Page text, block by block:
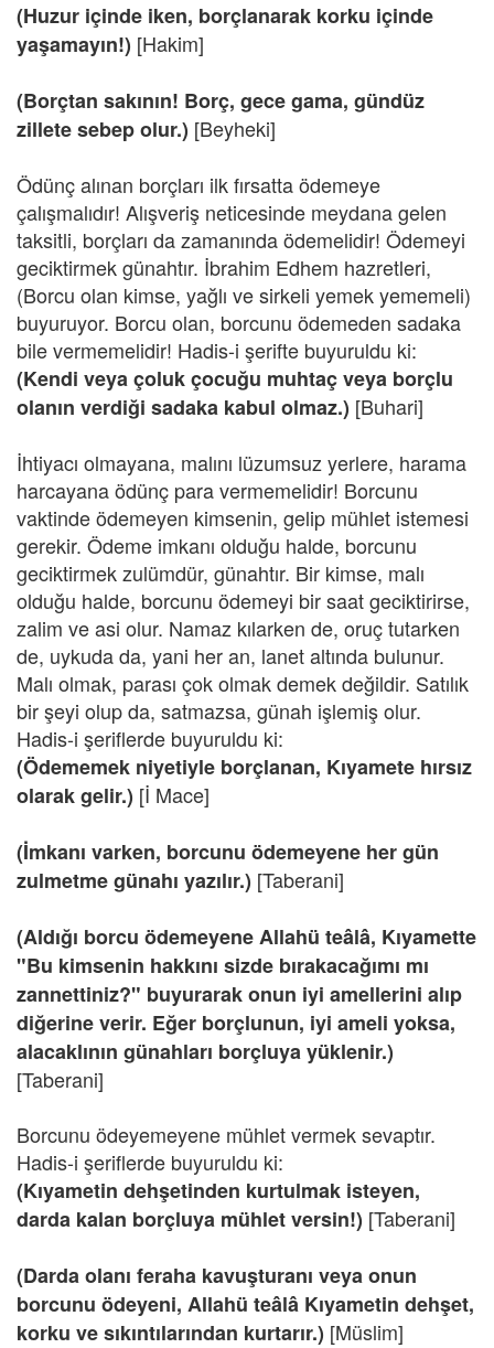
(Huzur içinde iken, borçlanarak korku içinde
yaşamayın!) [Hakim]
(Borçtan sakının! Borç, gece gama, gündüz
zillete sebep olur.) [Beyheki]
Ödünç alınan borçları ilk fırsatta ödemeye
çalışmalıdır! Alışveriş neticesinde meydana gelen
taksitli, borçları da zamanında ödemelidir! Ödemeyi
geciktirmek günahtır. İbrahim Edhem hazretleri,
(Borcu olan kimse, yağlı ve sirkeli yemek yememeli)
buyuruyor. Borcu olan, borcunu ödemeden sadaka
bile vermemelidir! Hadis-i şerifte buyuruldu ki:
(Kendi veya çoluk çocuğu muhtaç veya borçlu
olanın verdiği sadaka kabul olmaz.) [Buhari]
İhtiyacı olmayana, malını lüzumsuz yerlere, harama
harcayana ödünç para vermemelidir! Borcunu
vaktinde ödemeyen kimsenin, gelip mühlet istemesi
gerekir. Ödeme imkanı olduğu halde, borcunu
geciktirmek zulümdür, günahtır. Bir kimse, malı
olduğu halde, borcunu ödemeyi bir saat geciktirirse,
zalim ve asi olur. Namaz kılarken de, oruç tutarken
de, uykuda da, yani her an, lanet altında bulunur.
Malı olmak, parası çok olmak demek değildir. Satılık
bir şeyi olup da, satmazsa, günah işlemiş olur.
Hadis-i şeriflerde buyuruldu ki:
(Ödememek niyetiyle borçlanan, Kıyamete hırsız
olarak gelir.) [İ Mace]
(İmkanı varken, borcunu ödemeyene her gün
zulmetme günahı yazılır.) [Taberani]
(Aldığı borcu ödemeyene Allahü teâlâ, Kıyamette
"Bu kimsenin hakkını sizde bırakacağımı mı
zannettiniz?" buyurarak onun iyi amellerini alıp
diğerine verir. Eğer borçlunun, iyi ameli yoksa,
alacaklının günahları borçluya yüklenir.)
[Taberani]
Borcunu ödeyemeyene mühlet vermek sevaptır.
Hadis-i şeriflerde buyuruldu ki:
(Kıyametin dehşetinden kurtulmak isteyen,
darda kalan borçluya mühlet versin!) [Taberani]
(Darda olanı feraha kavuşturanı veya onun
borcunu ödeyeni, Allahü teâlâ Kıyametin dehşet,
korku ve sıkıntılarından kurtarır.) [Müslim]